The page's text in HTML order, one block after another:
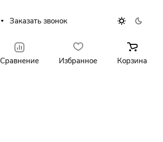
Заказать звонок
Сравнение Избранное Корзина